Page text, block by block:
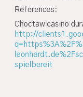
References:
Choctaw casino
http://
spielbereit